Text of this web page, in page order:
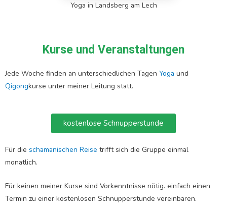
Yoga in Landsberg am Lech
Kurse und Veranstaltungen
Jede Woche finden an unterschiedlichen Tagen Yoga und
Qigongkurse unter meiner Leitung statt.
kostenlose Schnupperstunde
Für die schamanischen Reise trifft sich die Gruppe einmal
monatlich.
Für keinen meiner Kurse sind Vorkenntnisse nötig. einfach einen
Termin zu einer kostenlosen Schnupperstunde vereinbaren.